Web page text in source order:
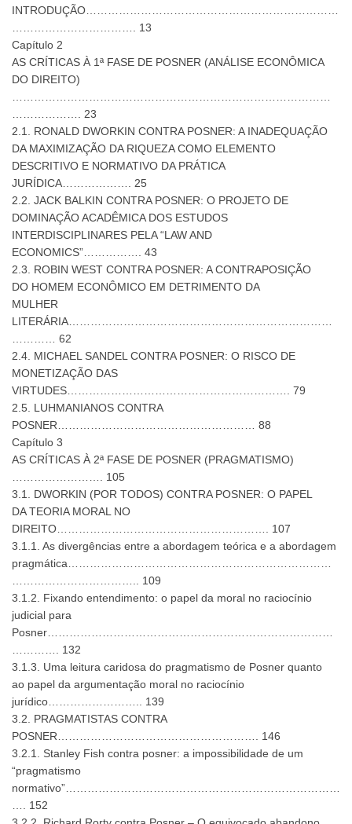
INTRODUÇÃO……………………………………………………………
……………………………. 13
Capítulo 2
AS CRÍTICAS À 1ª FASE DE POSNER (ANÁLISE ECONÔMICA
DO DIREITO)
………………. 23
2.1. RONALD DWORKIN CONTRA POSNER: A INADEQUAÇÃO
DA MAXIMIZAÇÃO DA RIQUEZA COMO ELEMENTO
DESCRITIVO E NORMATIVO DA PRÁTICA
JURÍDICA………………. 25
2.2. JACK BALKIN CONTRA POSNER: O PROJETO DE
DOMINAÇÃO ACADÊMICA DOS ESTUDOS
INTERDISCIPLINARES PELA “LAW AND
ECONOMICS”……………. 43
2.3. ROBIN WEST CONTRA POSNER: A CONTRAPOSIÇÃO
DO HOMEM ECONÔMICO EM DETRIMENTO DA
MULHER
LITERÁRIA………………………………………………………………
………… 62
2.4. MICHAEL SANDEL CONTRA POSNER: O RISCO DE
MONETIZAÇÃO DAS
VIRTUDES……………………………………………………. 79
2.5. LUHMANIANOS CONTRA
POSNER……………………………………………… 88
Capítulo 3
AS CRÍTICAS À 2ª FASE DE POSNER (PRAGMATISMO)
……………………. 105
3.1. DWORKIN (POR TODOS) CONTRA POSNER: O PAPEL
DA TEORIA MORAL NO
DIREITO…………………………………………………. 107
3.1.1. As divergências entre a abordagem teórica e a abordagem
pragmática………………………………………………………………
…………………………….. 109
3.1.2. Fixando entendimento: o papel da moral no raciocínio
judicial para
Posner……………………………………………………………………
…………. 132
3.1.3. Uma leitura caridosa do pragmatismo de Posner quanto
ao papel da argumentação moral no raciocínio
jurídico…………………….. 139
3.2. PRAGMATISTAS CONTRA
POSNER………………………………………………. 146
3.2.1. Stanley Fish contra posner: a impossibilidade de um
“pragmatismo
normativo”…………………………………………………………………
…. 152